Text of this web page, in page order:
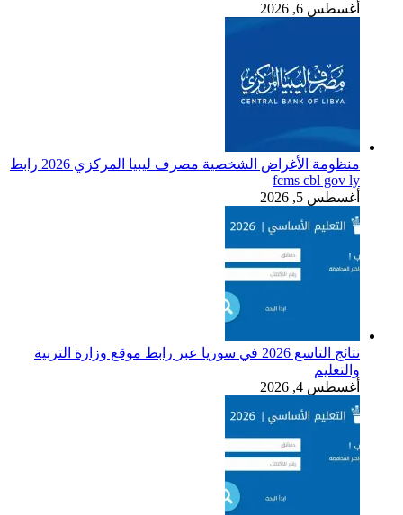
أغسطس 6, 2026
منظومة الأغراض الشخصية مصرف ليبيا المركزي 2026 رابط
fcms cbl gov ly
أغسطس 5, 2026
نتائج التاسع 2026 في سوريا عبر رابط موقع وزارة التربية
والتعليم
أغسطس 4, 2026